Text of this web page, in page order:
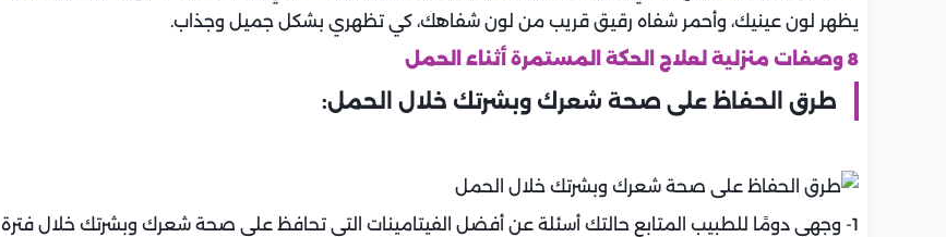
يظهر لون عينيك، وأحمر شفاه رقيق قريب من لون شفاهك، كي تظهري بشكل جميل وجذاب.
8 وصفات منزلية لعلاج الحكة المستمرة أثناء الحمل
طرق الحفاظ على صحة شعرك وبشرتك خلال الحمل:
1- وجهي دومًا للطبيب المتابع حالتك أسئلة عن أفضل الفيتامينات التي تحافظ على صحة شعرك وبشرتك خلال فترة